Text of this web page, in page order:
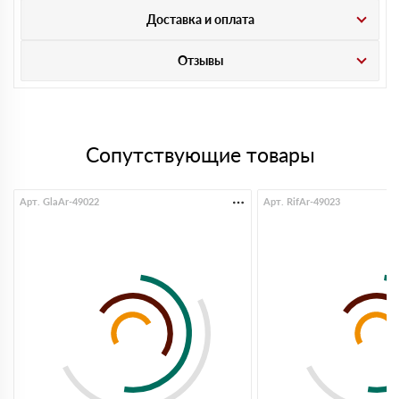
Доставка и оплата
Отзывы
Сопутствующие товары
Арт. GlaAr-49022 Арт. RifAr-49023